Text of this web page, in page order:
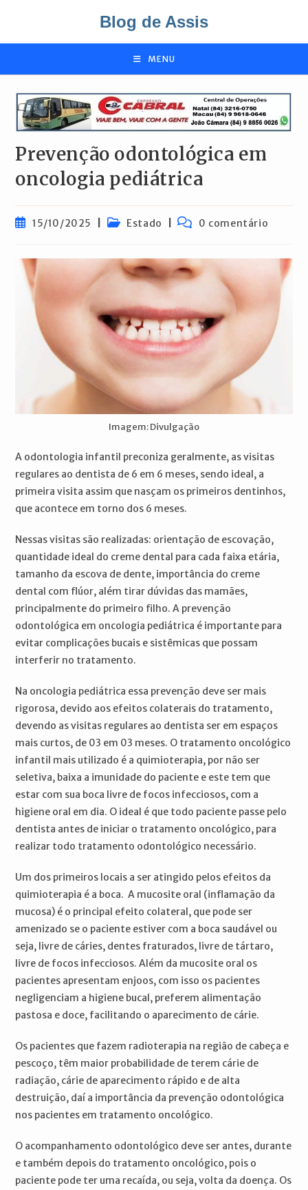
o
Blog de Assis
MENU
Prevenção odontológica em
oncologia pediátrica
Post15/10/2025
Categoria
Estado
Comentários
0 comentário
Imagem: Divulgação
A odontologia infantil preconiza geralmente, as visitas
regulares ao dentista de 6 em 6 meses, sendo ideal, a
primeira visita assim que nasçam os primeiros dentinhos,
que acontece em torno dos 6 meses.
Nessas visitas são realizadas: orientação de escovação,
quantidade ideal do creme dental para cada faixa etária,
tamanho da escova de dente, importância do creme
dental com flúor, além tirar dúvidas das mamães,
principalmente do primeiro filho. A prevenção
odontológica em oncologia pediátrica é importante para
evitar complicações bucais e sistêmicas que possam
interferir no tratamento.
Na oncologia pediátrica essa prevenção deve ser mais
rigorosa, devido aos efeitos colaterais do tratamento,
devendo as visitas regulares ao dentista ser em espaços
mais curtos, de 03 em 03 meses. O tratamento oncológico
infantil mais utilizado é a quimioterapia, por não ser
seletiva, baixa a imunidade do paciente e este tem que
estar com sua boca livre de focos infecciosos, com a
higiene oral em dia. O ideal é que todo paciente passe pelo
dentista antes de iniciar o tratamento oncológico, para
realizar todo tratamento odontológico necessário.
Um dos primeiros locais a ser atingido pelos efeitos da
quimioterapia é a boca. A mucosite oral (inflamação da
mucosa) é o principal efeito colateral, que pode ser
amenizado se o paciente estiver com a boca saudável ou
seja, livre de cáries, dentes fraturados, livre de tártaro,
livre de focos infecciosos. Além da mucosite oral os
pacientes apresentam enjoos, com isso os pacientes
negligenciam a higiene bucal, preferem alimentação
pastosa e doce, facilitando o aparecimento de cárie.
Os pacientes que fazem radioterapia na região de cabeça e
pescoço, têm maior probabilidade de terem cárie de
radiação, cárie de aparecimento rápido e de alta
destruição, daí a importância da prevenção odontológica
nos pacientes em tratamento oncológico.
O acompanhamento odontológico deve ser antes, durante
e também depois do tratamento oncológico, pois o
paciente pode ter uma recaída, ou seja, volta da doença. Os